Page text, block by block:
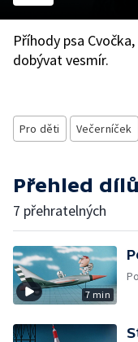
Příhody psa
dobývat vesmír.
Pro děti Večerníček
Přehled dílů
7 přehratelných
7 min